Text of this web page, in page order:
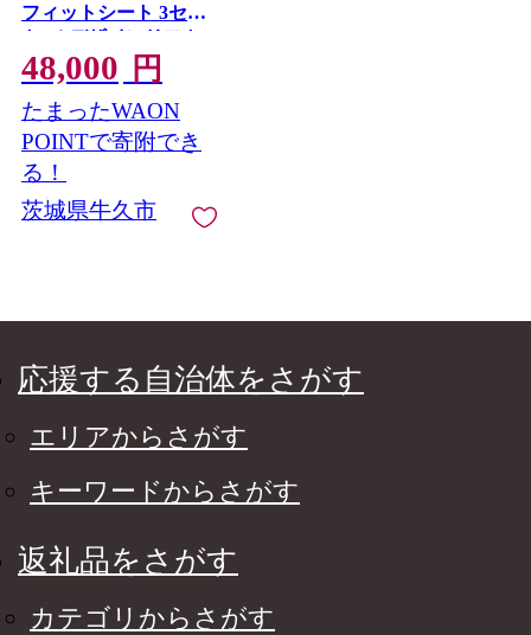
フィットシート 3セッ
ト （ デザインリフト
または デザインリフ
トモア をお持ちの方
専用） ヤーマン YA-
MAN ya-man 美顔器
美容家電 リフトアッ
プ リフトケア ハンズ
フリー EMS プレゼン
48,000 円
たまったWAON
POINTで寄附でき
る！
茨城県牛久市
応援する自治体をさがす
エリアからさがす
キーワードからさがす
返礼品をさがす
カテゴリからさがす